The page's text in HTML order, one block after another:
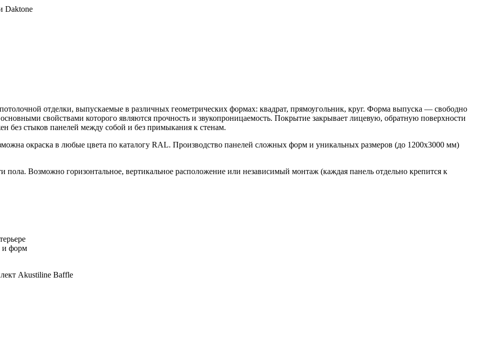
Daktone
отделки, выпускаемые в различных геометрических формах: квадрат, прямоугольник, круг. Форма выпуска — свободно
свойствами которого являются прочность и звукопроницаемость. Покрытие закрывает лицевую, обратную поверхности
без стыков панелей между собой и без примыкания к стенам.
окраска в любые цвета по каталогу RAL. Производство панелей сложных форм и уникальных размеров (до 1200х3000 мм)
Возможно горизонтальное, вертикальное расположение или независимый монтаж (каждая панель отдельно крепится к
и форм
Akustiline Baffle